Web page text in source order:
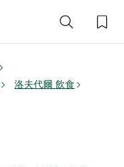
洛夫代爾 飲食